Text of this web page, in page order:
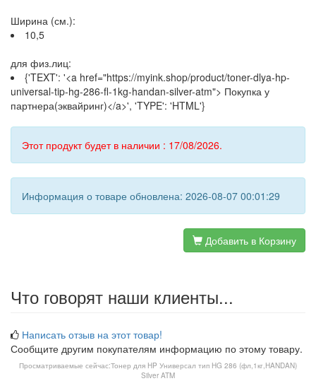
Ширина (см.):
10,5
для физ.лиц:
{'TEXT': '<a href="https://myink.shop/product/toner-dlya-hp-
universal-tip-hg-286-fl-1kg-handan-silver-atm"> Покупка у
партнера(эквайринг)</a>', 'TYPE': 'HTML'}
Этот продукт будет в наличии : 17/08/2026.
Информация о товаре обновлена: 2026-08-07 00:01:29
Добавить в Корзину
Что говорят наши клиенты...
Написать отзыв на этот товар!
Сообщите другим покупателям информацию по этому товару.
Просматриваемые сейчас:Тонер для HP Универсал тип HG 286 (фл,1кг,HANDAN)
Silver ATM